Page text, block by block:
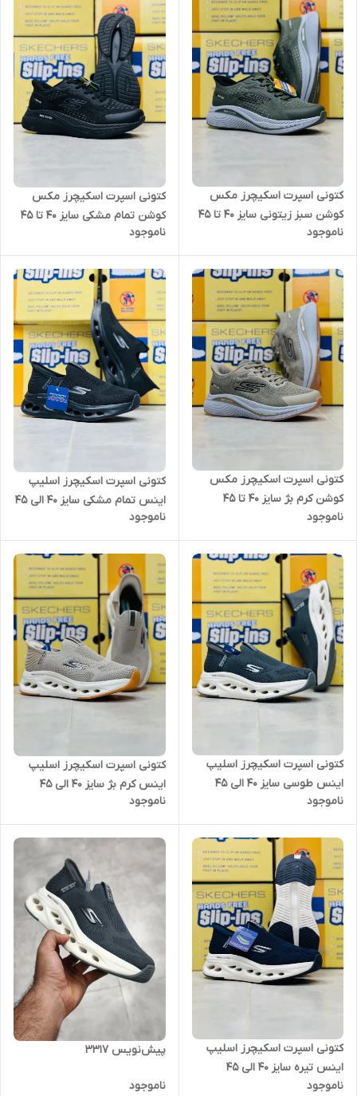
کتونی اسپرت اسکیچرز مکس
کوشن سبز زیتونی سایز 40 تا 45
skechers max cushioning slip
ins
ناموجود
کتونی اسپرت اسکیچرز مکس
کوشن تمام مشکی سایز 40 تا 45
skechers max cushioning slip
ins
ناموجود
کتونی اسپرت اسکیچرز مکس
کوشن کرم بژ سایز 40 تا 45
skechers max cushioning slip
ins
ناموجود
کتونی اسپرت اسکیچرز اسلیپ
اینس تمام مشکی سایز ۴۰ الی ۴۵
Skechers slip ins
ناموجود
کتونی اسپرت اسکیچرز اسلیپ
اینس طوسی سایز ۴۰ الی ۴۵
Skechers slip ins
ناموجود
کتونی اسپرت اسکیچرز اسلیپ
اینس کرم بژ سایز ۴۰ الی ۴۵
Skechers slip ins
ناموجود
کتونی اسپرت اسکیچرز اسلیپ
اینس تیره سایز ۴۰ الی ۴۵
Skechers slip ins
ناموجود
پیش‌نویس ۳۳۱۷
ناموجود